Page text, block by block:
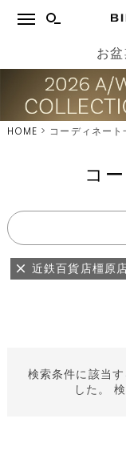
お
HOME コーディネート
コ
近鉄百貨店橿原
検索条件に該当
した。